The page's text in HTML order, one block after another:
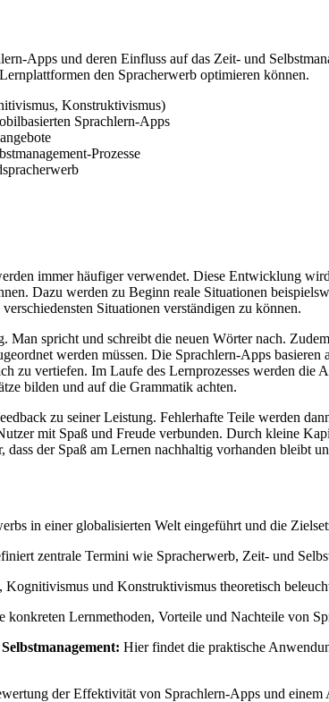
Apps und deren Einfluss auf das Zeit- und
den Spracherwerb optimieren können.
Konstruktivismus)
Sprachlern-Apps
Prozesse
immer häufiger verwendet. Diese Entwicklung
Dazu werden zu Beginn reale Situationen
Situationen verständigen zu können.
spricht und schreibt die neuen Wörter nach.
werden müssen. Die Sprachlern-Apps
zu vertiefen. Im Laufe des Lernprozesses werden
bilden und auf die Grammatik achten.
zu seiner Leistung. Fehlerhafte Teile werden
mit Spaß und Freude verbunden. Durch kleine
der Spaß am Lernen nachhaltig vorhanden bleibt
in einer globalisierten Welt eingeführt und die
zentrale Termini wie Spracherwerb, Zeit- und
Kognitivismus und Konstruktivismus theoretisch
konkreten Lernmethoden, Vorteile und Nachteile von
Hier findet die praktische
der Effektivität von Sprachlern-Apps und